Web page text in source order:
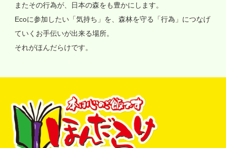
またその行為が、日本の森をも豊かにします。
Ecoに参加したい「気持ち」を、森林を守る「行為」につなげ
ていくお手伝いが出来る場所。
それがほんだらけです。